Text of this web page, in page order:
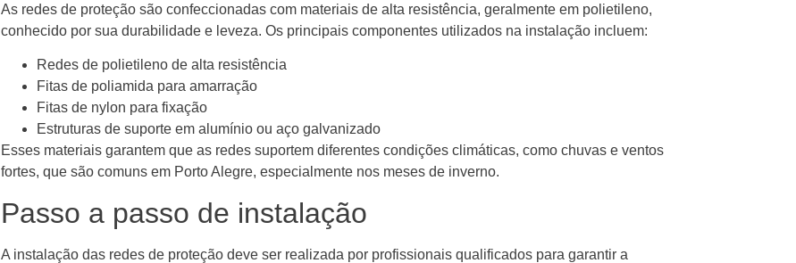
As redes de proteção são confeccionadas com materiais de alta resistência, geralmente em polietileno,
conhecido por sua durabilidade e leveza. Os principais componentes utilizados na instalação incluem:
Redes de polietileno de alta resistência
Fitas de poliamida para amarração
Fitas de nylon para fixação
Estruturas de suporte em alumínio ou aço galvanizado
Esses materiais garantem que as redes suportem diferentes condições climáticas, como chuvas e ventos
fortes, que são comuns em Porto Alegre, especialmente nos meses de inverno.
Passo a passo de instalação
A instalação das redes de proteção deve ser realizada por profissionais qualificados para garantir a